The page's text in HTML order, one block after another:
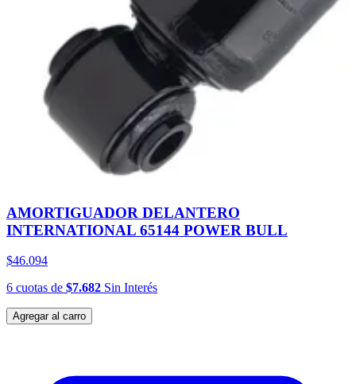
AMORTIGUADOR DELANTERO
INTERNATIONAL 65144 POWER BULL
$46.094
6 cuotas de $7.682 Sin Interés
Agregar al carro